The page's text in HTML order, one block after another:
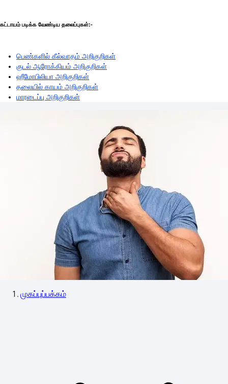
கட்டாயம் படிக்க வேண்டிய தலைப்புகள்:-
பெண்களில் கீல்வாதம் அறிகுறிகள்
குடல் ஆரோக்கியம் அறிகுறிகள்
ஹீமோபிலியா அறிகுறிகள்
தலையில் காயம் அறிகுறிகள்
மாரடைப்பு அறிகுறிகள்
முகப்புப்பக்கம்